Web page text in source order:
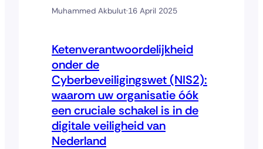
Muhammed Akbulut·16 April 2025
Ketenverantwoordelijkheid
onder de
Cyberbeveiligingswet (NIS2):
waarom uw organisatie óók
een cruciale schakel is in de
digitale veiligheid van
Nederland